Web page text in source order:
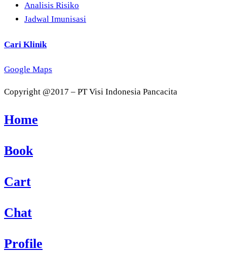
Analisis Risiko
Jadwal Imunisasi
Cari Klinik
Google Maps
Copyright @2017 – PT Visi Indonesia Pancacita
Home
Book
Cart
Chat
Profile